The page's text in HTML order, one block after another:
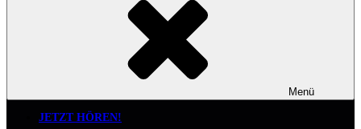
Menü
JETZT HÖREN!